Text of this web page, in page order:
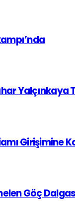
Yalçınkaya
Girişimine
Göç